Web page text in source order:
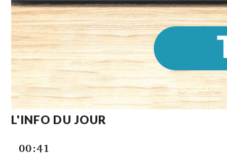
L'INFO DU JOUR
00:41